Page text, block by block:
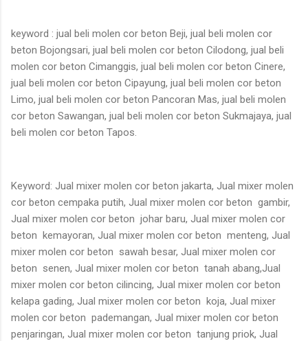
keyword : jual beli molen cor beton Beji, jual beli molen cor
beton Bojongsari, jual beli molen cor beton Cilodong, jual beli
molen cor beton Cimanggis, jual beli molen cor beton Cinere,
jual beli molen cor beton Cipayung, jual beli molen cor beton
Limo, jual beli molen cor beton Pancoran Mas, jual beli molen
cor beton Sawangan, jual beli molen cor beton Sukmajaya, jual
beli molen cor beton Tapos.
Keyword: Jual mixer molen cor beton jakarta, Jual mixer molen
cor beton cempaka putih, Jual mixer molen cor beton gambir,
Jual mixer molen cor beton johar baru, Jual mixer molen cor
beton kemayoran, Jual mixer molen cor beton menteng, Jual
mixer molen cor beton sawah besar, Jual mixer molen cor
beton senen, Jual mixer molen cor beton tanah abang,Jual
mixer molen cor beton cilincing, Jual mixer molen cor beton
kelapa gading, Jual mixer molen cor beton koja, Jual mixer
molen cor beton pademangan, Jual mixer molen cor beton
penjaringan, Jual mixer molen cor beton tanjung priok, Jual